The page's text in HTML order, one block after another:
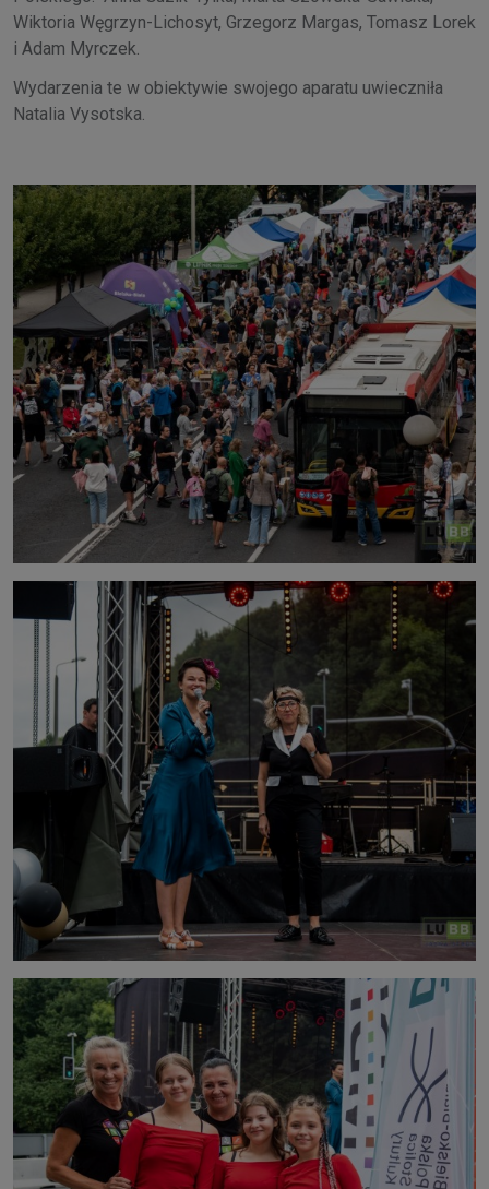
Wiktoria Węgrzyn-Lichosyt, Grzegorz Margas, Tomasz Lorek
i Adam Myrczek.
Wydarzenia te w obiektywie swojego aparatu uwieczniła
Natalia Vysotska.